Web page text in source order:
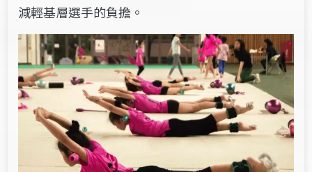
減輕基層選手的負擔。